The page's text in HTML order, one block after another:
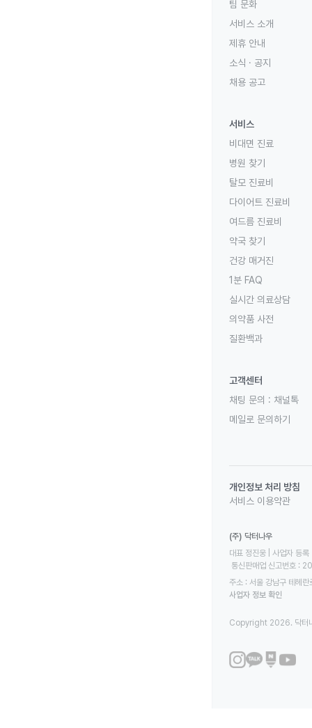
팀 문화
서비스 소개
제휴 안내
소식 · 공지
채용 공고
서비스
비대면 진료
병원 찾기
탈모 진료비
다이어트 진료비
여드름 진료비
약국 찾기
건강 매거진
1분 FAQ
실시간 의료상담
의약품 사전
질환백과
고객센터
채팅 문의 : 채널톡
메일로 문의하기
개인정보 처리 방침
서비스 이용약관
(주) 닥터나우
대표 정진웅 | 사업자
통신판매업 신고번호
주소 : 서울 강남구 테헤
사업자 정보 확인
Copyright 2026. 닥터